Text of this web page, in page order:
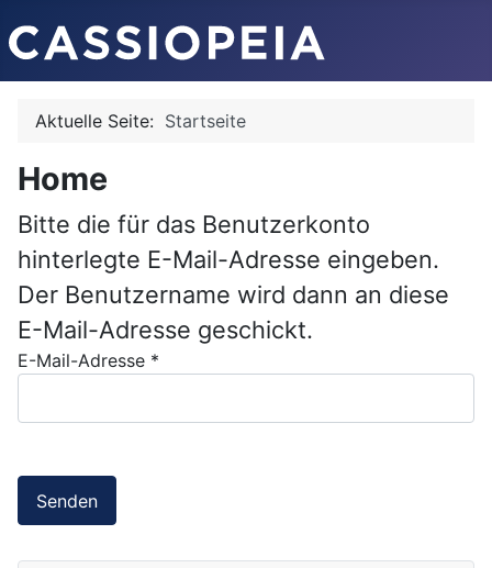
Aktuelle Seite: Startseite
Home
Bitte die für das Benutzerkonto
hinterlegte E-Mail-Adresse eingeben.
Der Benutzername wird dann an diese
E-Mail-Adresse geschickt.
E-Mail-Adresse *
Senden